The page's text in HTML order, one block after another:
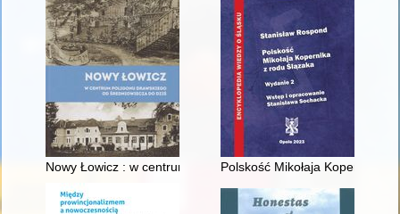
Nowy Łowicz : w centrum poligonu drawskiego od
Polskość Mikołaja Kopernika z